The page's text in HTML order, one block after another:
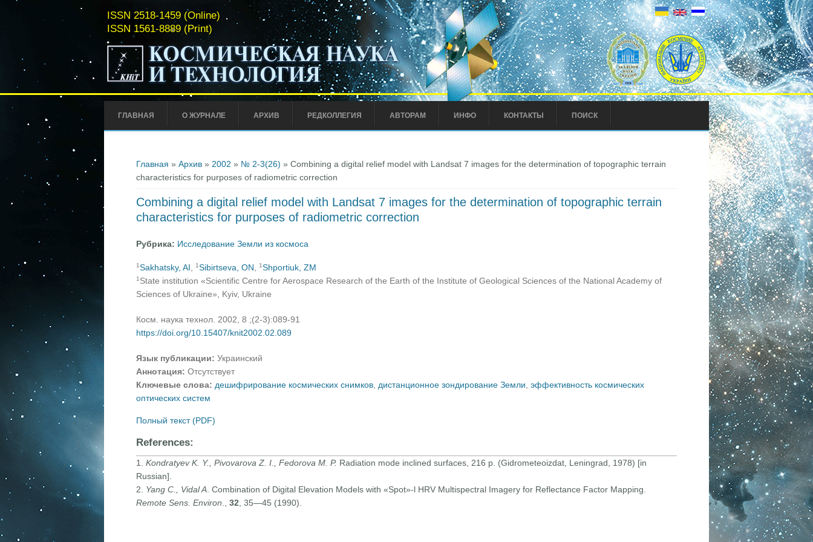
ISSN 2518-1459 (Online)
ISSN 1561-8889 (Print)
ГЛАВНАЯ О ЖУРНАЛЕ АРХИВ РЕДКОЛЛЕГИЯ АВТОРАМ ИНФО КОНТАКТЫ ПОИСК
Главная » Архив» 2002 » № 2-3(26) » Combining a digital relief model with Landsat 7 images for the determination of topographic terrain
characteristics for purposes of radiometric correction
Combining a digital relief model with Landsat 7 images for the determination of topographic terrain
characteristics for purposes of radiometric correction
Рубрика: Исследование Земли из космоса
1Sakhatsky, AI, 1Sibirtseva, ON, 1Shportiuk, ZM
1 State institution «Scientific Centre for Aerospace Research of the Earth of the Institute of Geological Sciences of the National Academy of
Sciences of Ukraine», Kyiv, Ukraine
Косм. наука технол. 2002, 8 ;(2-3):089-91
https://doi.org/10.15407/knit2002.02.089
Язык публикации: Украинский
Аннотация: Отсутствует
Ключевые слова: дешифрирование космических снимков, дистанционное зондирование Земли, эффективность космических
оптических систем
Полный текст (PDF)
References:
1. Kondratyev K. Y., Pivovarova Z. I., Fedorova M. P. Radiation mode inclined surfaces, 216 p. (Gidrometeoizdat, Leningrad, 1978) [in
Russian].
2. Yang C., Vidal A. Combination of Digital Elevation Models with «Spot»-l HRV Multispectral Imagery for Reflectance Factor Mapping.
Remote Sens. Environ., 32, 35—45 (1990).